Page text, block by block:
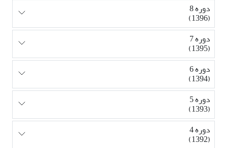
دوره 8
(1396)
دوره 7
(1395)
دوره 6
(1394)
دوره 5
(1393)
دوره 4
(1392)